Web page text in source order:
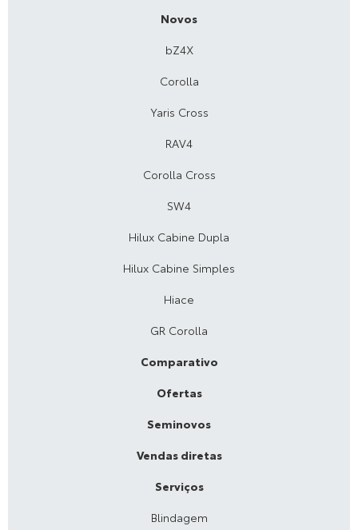
Novos
bZ4X
Corolla
Yaris Cross
RAV4
Corolla Cross
SW4
Hilux Cabine Dupla
Hilux Cabine Simples
Hiace
GR Corolla
Comparativo
Ofertas
Seminovos
Vendas diretas
Serviços
Blindagem